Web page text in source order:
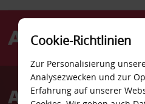
Avis
Cookie-Richtlinien
Zur Personalisierung
Analysezwecken und zur
Erfahrung auf unserer